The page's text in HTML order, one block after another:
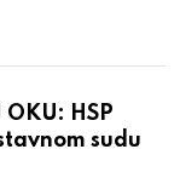
OKU: HSP
sudu